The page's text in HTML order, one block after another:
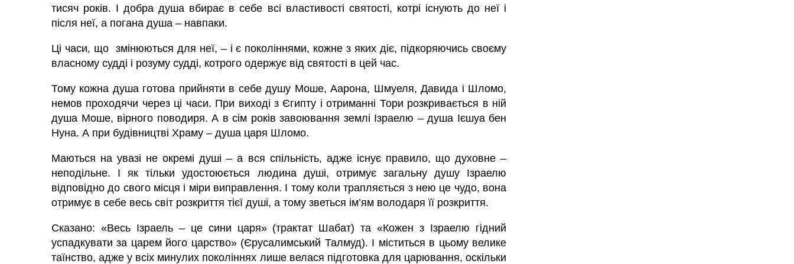
тисяч років. І добра душа вбирає в себе всі властивості святості, котрі існують до неї і
після неї, а погана душа – навпаки.
Ці часи, що змінюються для неї, – і є поколіннями, кожне з яких діє, підкоряючись своєму
власному судді і розуму судді, котрого одержує від святості в цей час.
Тому кожна душа готова прийняти в себе душу Моше, Аарона, Шмуеля, Давида і Шломо,
немов проходячи через ці часи. При виході з Єгипту і отриманні Тори розкривається в ній
душа Моше, вірного поводиря. А в сім років завоювання землі Ізраелю – душа Ієшуа бен
Нуна. А при будівництві Храму – душа царя Шломо.
Маються на увазі не окремі душі – а вся спільність, адже існує правило, що духовне –
неподільне. І як тільки удостоюється людина душі, отримує загальну душу Ізраелю
відповідно до свого місця і міри виправлення. І тому коли трапляється з нею це чудо, вона
отримує в себе весь світ розкриття тієї душі, а тому зветься ім’ям володаря її розкриття.
Сказано: «Весь Ізраель – це сини царя» (трактат Шабат) та «Кожен з Ізраелю гідний
успадкувати за царем його царство» (Єрусалимський Талмуд). І міститься в цьому велике
таїнство, адже у всіх минулих поколіннях лише велася підготовка для царювання, оскільки